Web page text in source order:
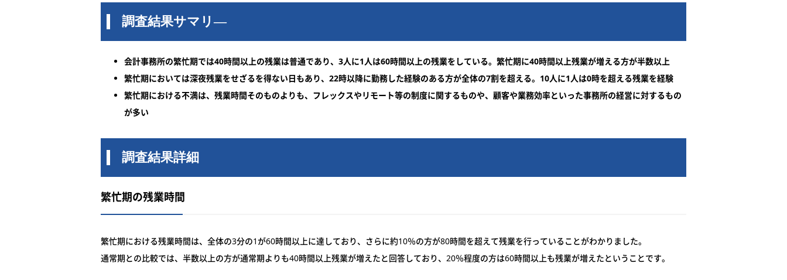
調査結果サマリ―
会計事務所の繁忙期では40時間以上の残業は普通であり、3人に1人は60時間以上の残業をしている。繁忙期に40時間以上残業が増える方が半数以上
繁忙期においては深夜残業をせざるを得ない日もあり、22時以降に勤務した経験のある方が全体の7割を超える。10人に1人は0時を超える残業を経験
繁忙期における不満は、残業時間そのものよりも、フレックスやリモート等の制度に関するものや、顧客や業務効率といった事務所の経営に対するもの
が多い
調査結果詳細
繁忙期の残業時間
繁忙期における残業時間は、全体の3分の1が60時間以上に達しており、さらに約10％の方が80時間を超えて残業を行っていることがわかりました。
通常期との比較では、半数以上の方が通常期よりも40時間以上残業が増えたと回答しており、20％程度の方は60時間以上も残業が増えたということです。